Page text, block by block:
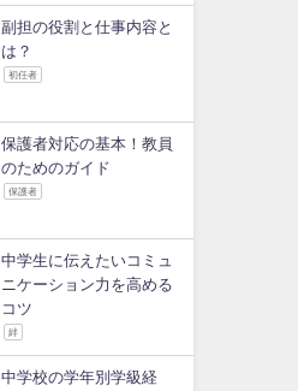
副担の役割と仕事内容と
は？
初任者
保護者対応の基本！教員
のためのガイド
保護者
中学生に伝えたいコミュ
ニケーション力を高める
コツ
絆
中学校の学年別学級経